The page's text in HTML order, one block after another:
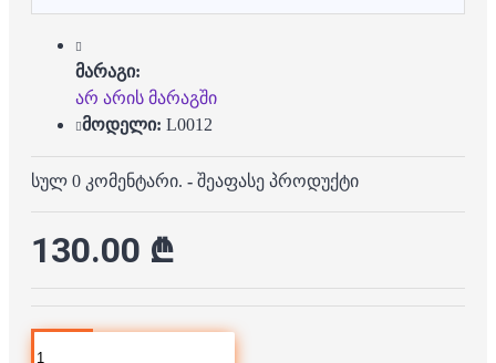
მარაგი:
არ არის მარაგში
მოდელი: L0012
სულ 0 კომენტარი. - შეაფასე პროდუქტი
130.00 ₾